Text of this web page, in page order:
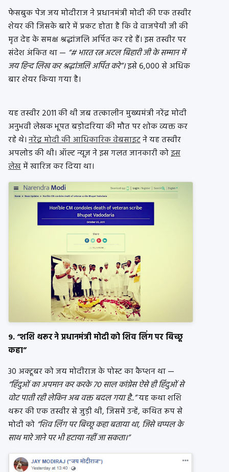
फेसबुक पेज जय मोदीराज ने प्रधानमंत्री मोदी की एक तस्वीर
शेयर की जिसके बारे में प्रकट होता है कि वे वाजपेयी जी की
मृत देह के समक्ष श्रद्धांजलि अर्पित कर रहे हैं। इस तस्वीर पर
संदेश अंकित था — “# भारत रत्न अटल बिहारी जी के सम्मान में
जय हिन्द लिख कर श्रद्धांजलि अर्पित करे”।इसे 6,000 से अधिक
बार शेयर किया गया है।
यह तस्वीर 2011 की थी जब तत्कालीन मुख्यमंत्री नरेंद्र मोदी
अनुभवी लेखक भूपत बड़ोदरिया की मौत पर शोक व्यक्त कर
रहे थे।नरेंद्र मोदी की आधिकारिक वेबसाइटने यह तस्वीर
अपलोड की थी। ऑल्ट न्यूज़ ने इस गलत जानकारी कोइस
लेखमें खारिज कर दिया था।
9. “शशि थरूर ने प्रधानमंत्री मोदी को शिव लिंग पर बिच्छू
कहा”
30 अक्टूबर को जय मोदीराज के पोस्ट का कैप्शन था —
“हिंदुओं का अपमान कर करके 70 साल कांग्रेस ऐसे ही हिंदुओं से
वोट पाती रही लेकिन अब ​​वक्त बदल गया है..”यह कथा शशि
थरूर की एक तस्वीर से जुड़ी थी, जिसमें उन्हें, कथित रूप से
मोदी को “शिव लिंग पर बिच्छू कहा बताया था, जिसे चप्पल के
साथ मारे जाने पर भी हटाया नहीं जा सकता।”